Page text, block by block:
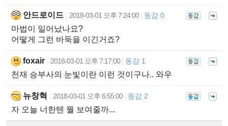
안드로이드 2018-03-01 오후 7:24:00 동감 0
마법이 일어났나요?
어떻게 그런 바둑을 이긴거죠?
foxair 2018-03-01 오후 7:17:00 동감 1
천재 승부사의 눈빛이란 이런 것이구나.. 와우
뉴창혁 2018-03-01 오후 6:55:00 동감 2
자 오늘 너한텐 뭘 보여줄까...